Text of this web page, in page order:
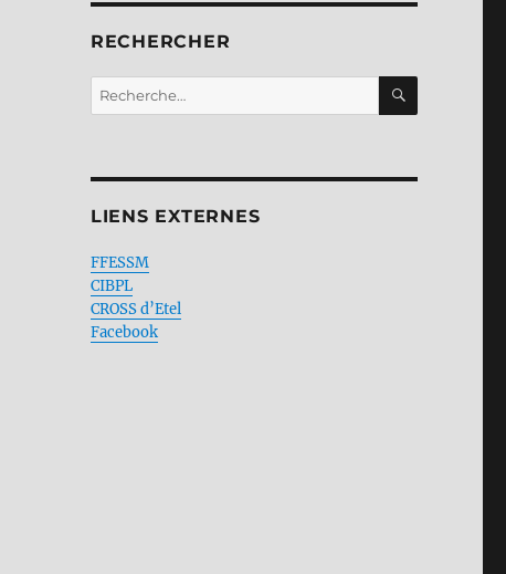
RECHERCHER
Recherche
pour :
LIENS EXTERNES
FFESSM
CIBPL
CROSS d’Etel
Facebook